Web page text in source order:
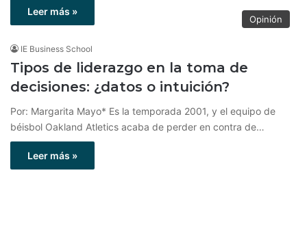
Leer más »
Opinión
IE Business School
Tipos de liderazgo en la toma de
decisiones: ¿datos o intuición?
Por: Margarita Mayo* Es la temporada 2001, y el equipo de
béisbol Oakland Atletics acaba de perder en contra de…
Leer más »